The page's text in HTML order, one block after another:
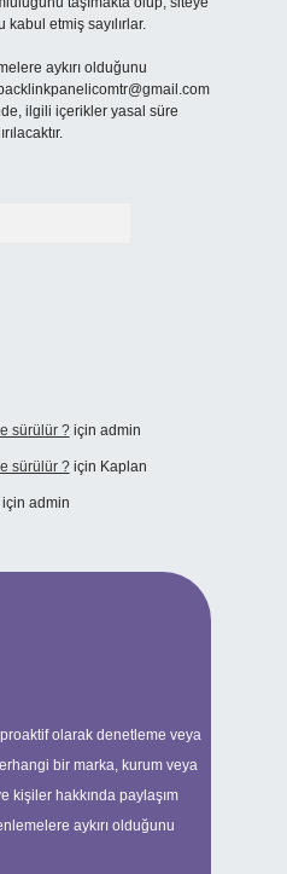
etmiş sayılırlar.
aykırı olduğunu
ilgili içerikler yasal süre
sürülür ?için admin
sürülür ?için Kaplan
admin
olarak denetleme veya
bir marka, kurum veya
kişiler hakkında paylaşım
aykırı olduğunu